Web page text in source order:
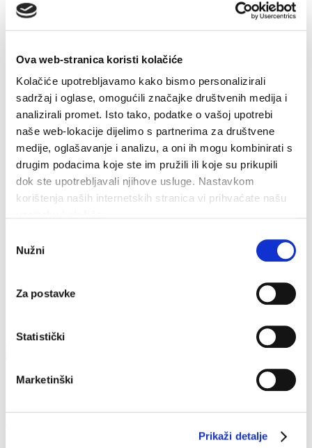
Ova web-stranica koristi kolačiće
Kolačiće upotrebljavamo kako bismo personalizirali
sadržaj i oglase, omogućili značajke društvenih medija i
analizirali promet. Isto tako, podatke o vašoj upotrebi
naše web-lokacije dijelimo s partnerima za društvene
medije, oglašavanje i analizu, a oni ih mogu kombinirati s
drugim podacima koje ste im pružili ili koje su prikupili
dok ste upotrebljavali njihove usluge. Nastavkom
korištenja naših internetskih stranica vi prihvaćate našu
pristanka
Nužni
Za postavke
Statistički
Marketinški
Prikaži detalje
Info
Kako do nas
Anketa
Pristup informacijama
Kutak za članove TZ
Obavijesti
Upute i priručnik za iznajmljivače
Kućni red
eVisitor
mVisitor
Turizam za sve
Cookiepolicy
Kontakti
Obala sv. Nikole 31, Baška Voda +385(0)21 620713